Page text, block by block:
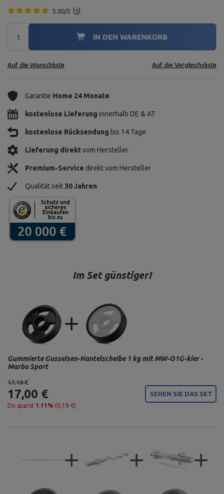
5.00/5 1
IN DEN WARENKORB
Auf die Wunschliste Auf die Vergleichsliste
Garantie Home 24 Monate
kostenlose Lieferung innerhalb DE & AT
kostenlose Rücksendung bis 14 Tage
Lieferung direktvom Hersteller
Premium-Service direkt vom Hersteller
Qualität seit 30 Jahren
Im Set günstiger!
17,19 €
17,00 €
Du sparst 1.11% (0,19 €)
SEHEN SIE DAS SET
Gummierte Gusseisen-Hantelscheibe 1 kg mit MW-O1G-kier -
Marbo Sport